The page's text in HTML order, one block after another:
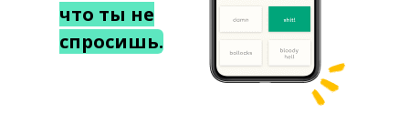
что ты не
спросишь.